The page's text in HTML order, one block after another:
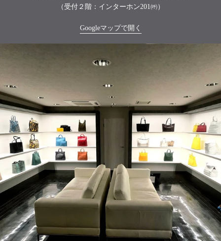
（受付２階：インターホン201㈺）
Googleマップで開く